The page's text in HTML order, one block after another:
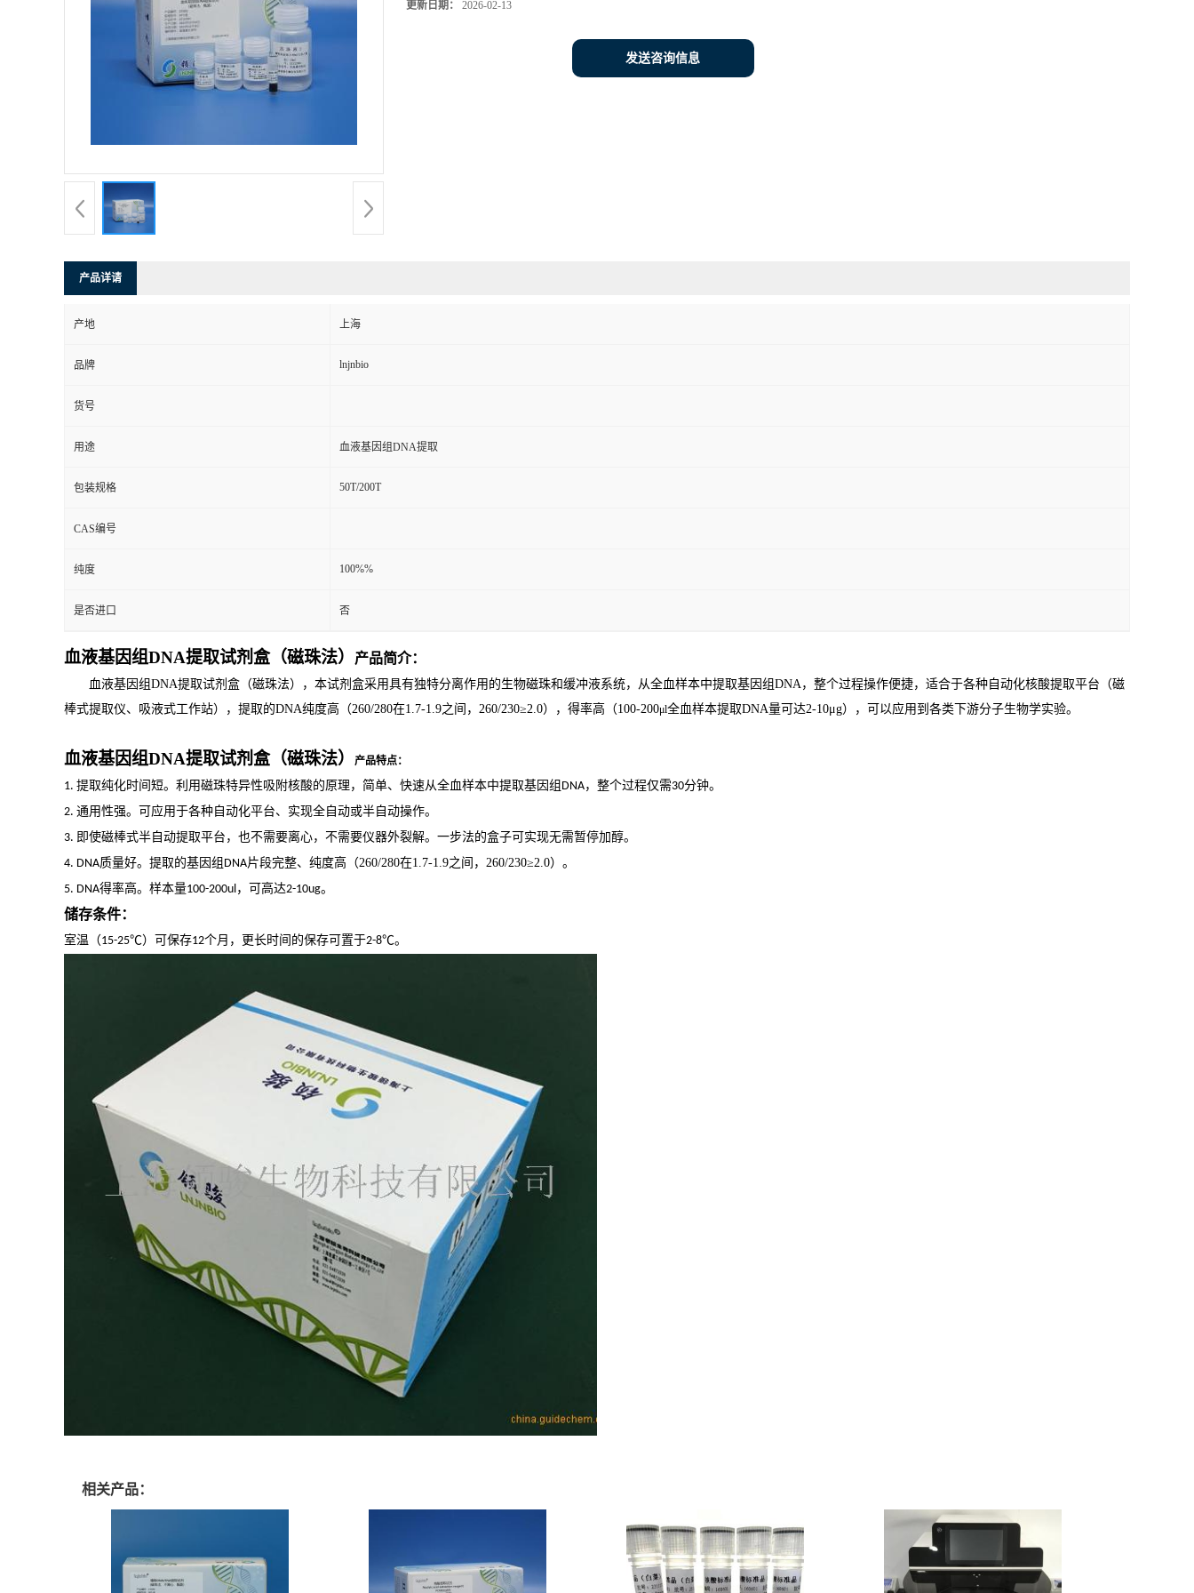
更新日期： 2026-02-13
发送咨询信息
产品详请
产地 上海
品牌 lnjnbio
货号
用途 血液基因组DNA提取
包装规格 50T/200T
CAS编号
纯度 100%%
是否进口 否
血液基因组DNA提取试剂盒（磁珠法） 产品简介：
血液基因组DNA提取试剂盒（磁珠法）， 本试剂盒采用具有独特分离作用的生物磁珠和缓冲液系统，从全血样本中提取基因组DNA，整个过程操作便捷，适合于各种自动化核酸提取平台（磁
棒式提取仪、吸液式工作站），提取的DNA纯度高（260/280在1.7-1.9之间， 260/230≥2.0），得率高（100-200μl全血样本提取DNA量可达2-10μg），可以应用到各类下游分子生物学实验。
血液基因组DNA提取试剂盒（磁珠法） 产品特点：
1. 提取纯化时间短。利用磁珠特异性吸附核酸的原理，简单、快速从全血样本中提取基因组 DNA，整个过程仅需30分钟。
2. 通用性强。可应用于各种自动化平台、实现全自动或半自动操作。
3. 即使磁棒式半自动提取平台，也不需要离心，不需要仪器外裂解。一步法的盒子可实现无需暂停加醇。
4. DNA质量好。提取的基因组 DNA片段完整、纯度高 （260/280在1.7-1.9之间， 260/230≥2.0） 。
5. DNA得率高。样本量100-200ul，可高达2-10ug。
储存条件：
室温（15-25℃）可保存12个月，更长时间的保存可置于2-8℃。
相关产品：